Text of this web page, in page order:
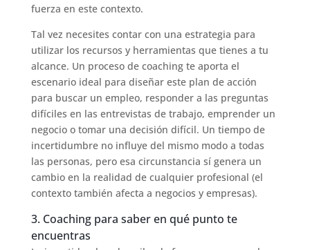
fuerza en este contexto.
Tal vez necesites contar con una estrategia para
utilizar los recursos y herramientas que tienes a tu
alcance. Un proceso de coaching te aporta el
escenario ideal para diseñar este plan de acción
para buscar un empleo, responder a las preguntas
difíciles en las entrevistas de trabajo, emprender un
negocio o tomar una decisión difícil. Un tiempo de
incertidumbre no influye del mismo modo a todas
las personas, pero esa circunstancia sí genera un
cambio en la realidad de cualquier profesional (el
contexto también afecta a negocios y empresas).
3. Coaching para saber en qué punto te
encuentras